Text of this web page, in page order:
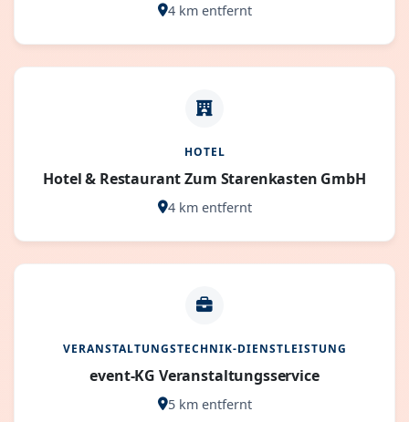
4 km entfernt
HOTEL
Hotel & Restaurant Zum Starenkasten GmbH
4 km entfernt
VERANSTALTUNGSTECHNIK-DIENSTLEISTUNG
event-KG Veranstaltungsservice
5 km entfernt